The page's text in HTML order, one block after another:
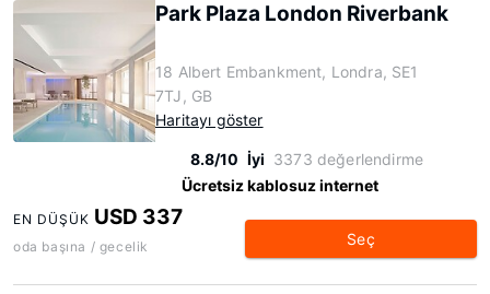
Park Plaza London Riverbank
18 Albert Embankment, Londra, SE1
7TJ, GB
Haritayı göster
8.8/10 İyi 3373 değerlendirme
Ücretsiz kablosuz internet
EN DÜŞÜK USD 337
oda başına / gecelik Seç